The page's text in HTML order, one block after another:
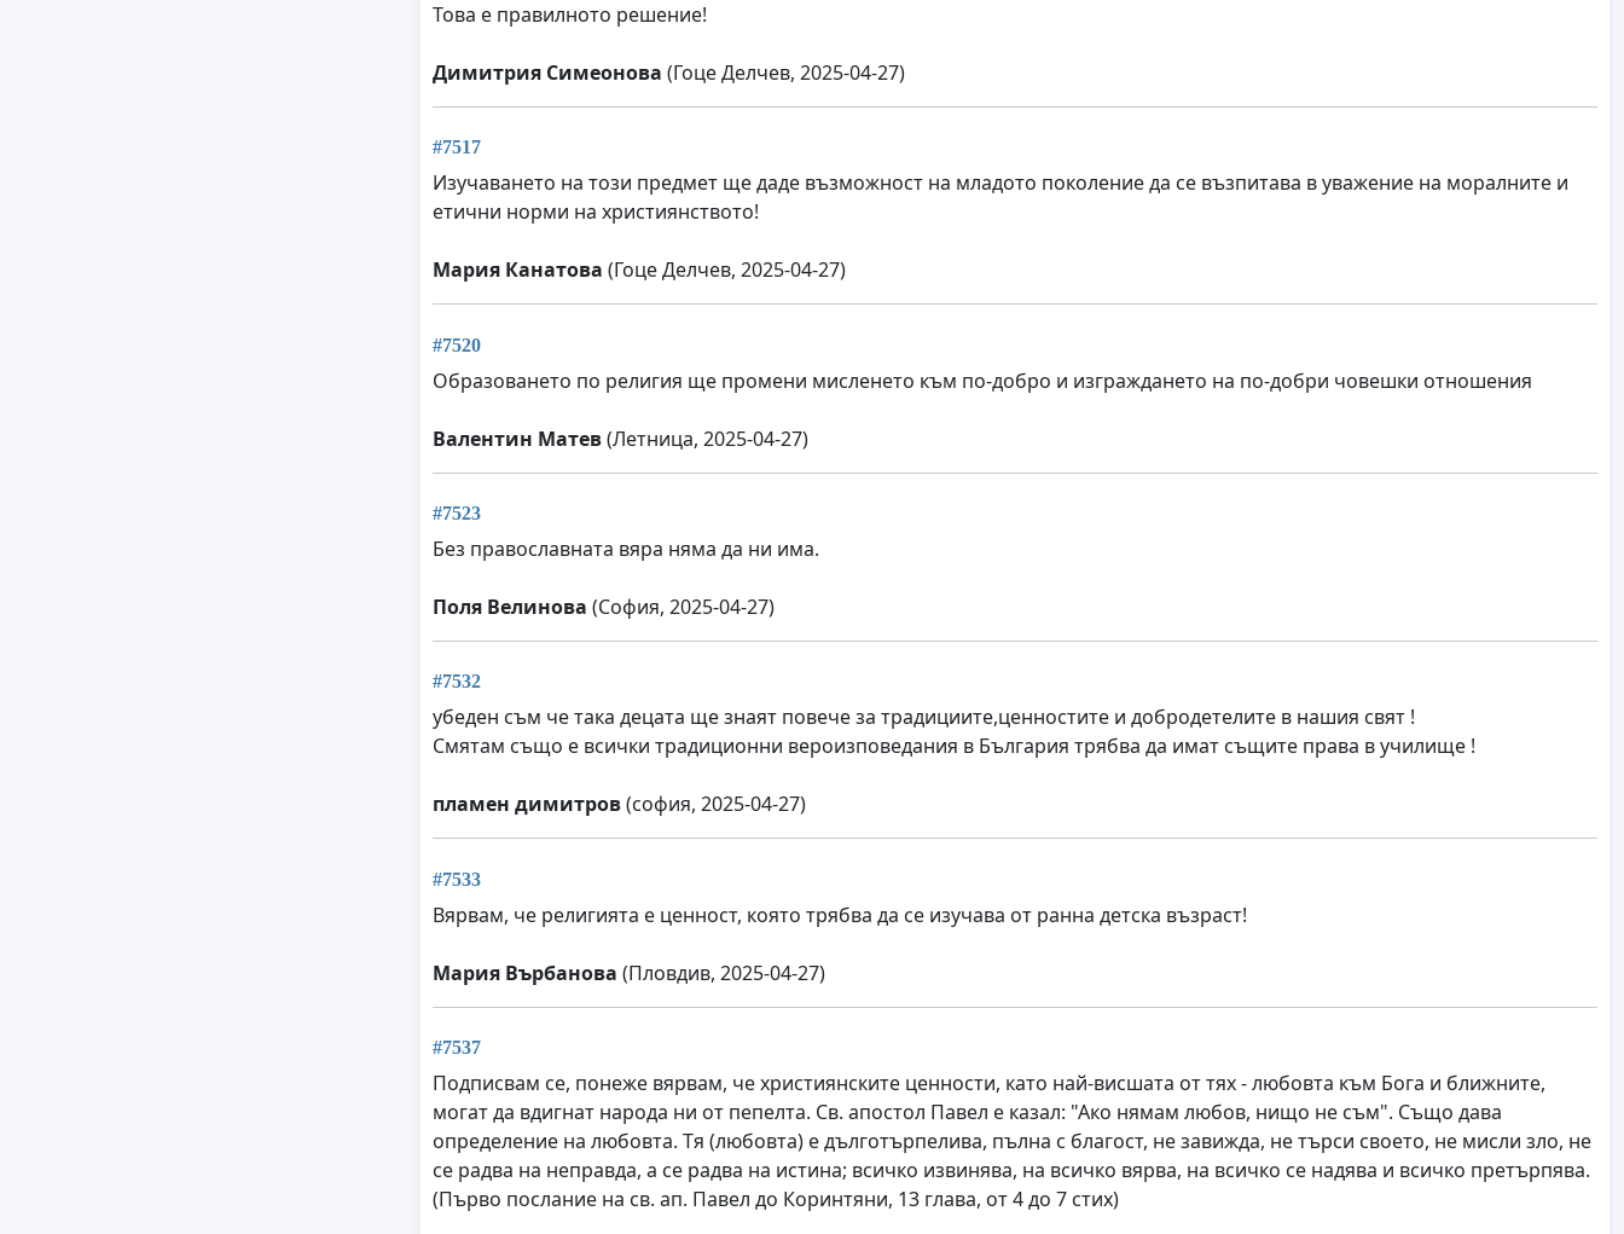
Това е правилното решение!
Димитрия Симеонова (Гоце Делчев, 2025-04-27)
#7517
Изучаването на този предмет ще даде възможност на младото поколение да се възпитава в уважение на моралните и
етични норми на християнството!
Мария Канатова (Гоце Делчев, 2025-04-27)
#7520
Образоването по религия ще промени мисленето към по-добро и изграждането на по-добри човешки отношения
Валентин Матев(Летница, 2025-04-27)
#7523
Без православната вяра няма да ни има.
Поля Велинова (София, 2025-04-27)
#7532
убеден съм че така децата ще знаят повече за традициите,ценностите и добродетелите в нашия свят !
Смятам също е всички традиционни вероизповедания в България трябва да имат същите права в училище !
пламен димитров(софия, 2025-04-27)
#7533
Вярвам, че религията е ценност, която трябва да се изучава от ранна детска възраст!
Мария Върбанова (Пловдив, 2025-04-27)
#7537
Подписвам се, понеже вярвам, че християнските ценности, като най-висшата от тях - любовта към Бога и ближните,
могат да вдигнат народа ни от пепелта. Св. апостол Павел е казал: "Ако нямам любов, нищо не съм". Също дава
определение на любовта. Тя (любовта) е дълготърпелива, пълна с благост, не завижда, не търси своето, не мисли зло, не
се радва на неправда, а се радва на истина; всичко извинява, на всичко вярва, на всичко се надява и всичко претърпява.
(Първо послание на св. ап. Павел до Коринтяни, 13 глава, от 4 до 7 стих)